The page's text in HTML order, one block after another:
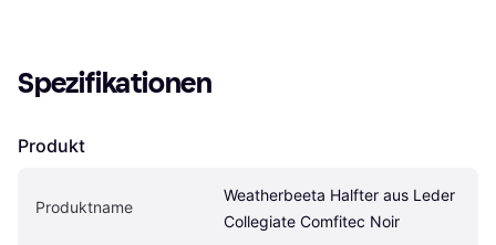
Spezifikationen
Produkt
Produktname
Weatherbeeta Halfter aus Leder
Collegiate Comfitec Noir